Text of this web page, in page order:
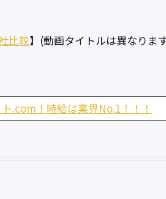
比較】(動画タイトルは異なりま
.com！時給は業界No.1！！！